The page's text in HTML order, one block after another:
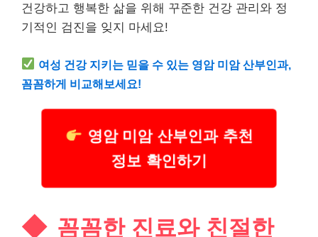
건강하고 행복한 삶을 위해 꾸준한 건강 관리와 정
기적인 검진을 잊지 마세요!
여성 건강 지키는 믿을 수 있는 영암 미암 산부인과,
꼼꼼하게 비교해보세요!
영암 미암 산부인과 추천
정보 확인하기
꼼꼼한 진료와 친절한